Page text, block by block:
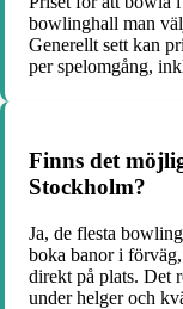
bowlinghall man
Generellt sett kan
per spelomgång,
Finns det
Stockholm?
Ja, de flesta
boka banor i
direkt på plats. Det
under helger och